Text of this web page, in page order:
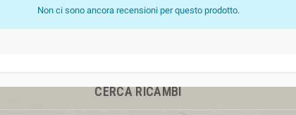
Non ci sono ancora recensioni per questo prodotto.
CERCA RICAMBI